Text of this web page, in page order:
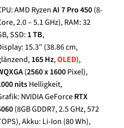
AMD RyzenAI 7 Pro 450(8-
2.0 – 5.1 GHz), RAM: 32
SSD: 1 TB,
15.3″ (38.86 cm,
165 Hz,OLED),
(2560 x 1600Pixel),
nitsHelligkeit,
NVIDIA GeForceRTX
(8GB GDDR7, 2.5 GHz, 572
Akku: Li-Ion (80 Wh),